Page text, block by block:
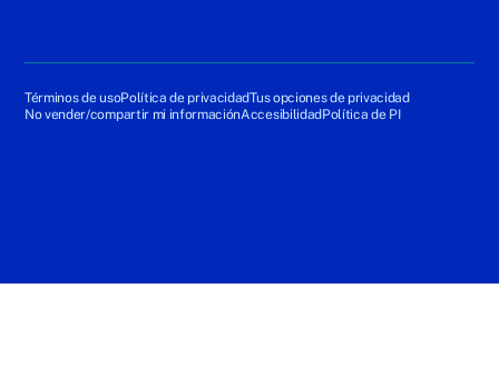
Términos de usoPolítica de privacidadTus opciones de privacidad
No vender/compartir mi informaciónAccesibilidadPolítica de PI